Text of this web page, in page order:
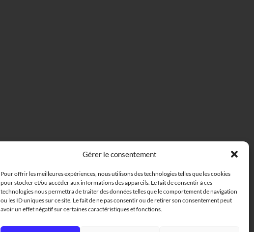
Gérer le consentement
Pour offrir les meilleures expériences, nous utilisons des technologies telles que les cookies
pour stocker et/ou accéder aux informations des appareils. Le fait de consentir à ces
technologies nous permettra de traiter des données telles que le comportement de navigation
ou les ID uniques sur ce site. Le fait de ne pas consentir ou de retirer son consentement peut
avoir un effet négatif sur certaines caractéristiques et fonctions.